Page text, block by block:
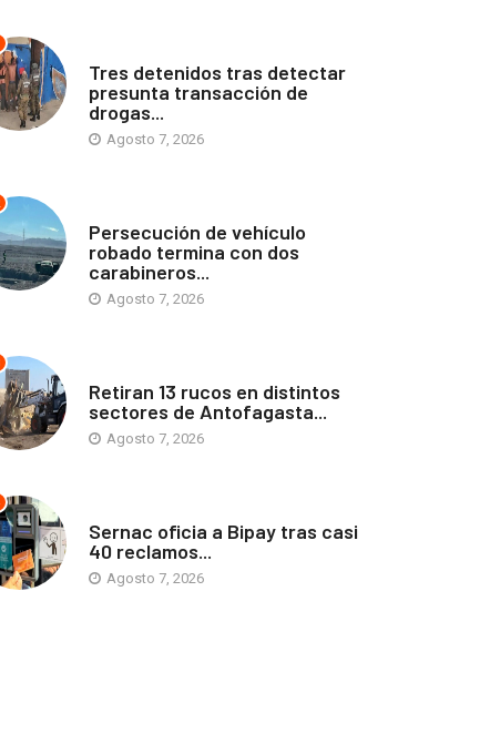
Tres detenidos tras detectar
presunta transacción de
drogas...
Agosto 7, 2026
Persecución de vehículo
robado termina con dos
carabineros...
Agosto 7, 2026
Retiran 13 rucos en distintos
sectores de Antofagasta...
Agosto 7, 2026
Sernac oficia a Bipay tras casi
40 reclamos...
Agosto 7, 2026